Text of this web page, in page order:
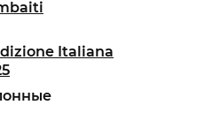
Italiana